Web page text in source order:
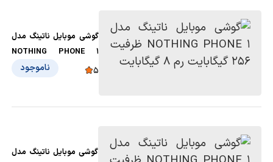
گوشی موبايل ناتینگ مدل
NOTHING PHONE 1
5 ناموجود
گوشی موبايل ناتینگ مدل